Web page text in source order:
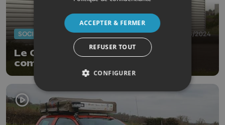
SOCIÉTÉ 04/06/2024
Le GREOVA renforce son e-
commerce local
ACCEPTER & FERMER
REFUSER TOUT
CONFIGURER